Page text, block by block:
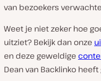
van bezoekers
Weet je niet zeker hoe
uitziet? Bekijk dan onze
en deze geweldige
Dean van Backlinko heeft